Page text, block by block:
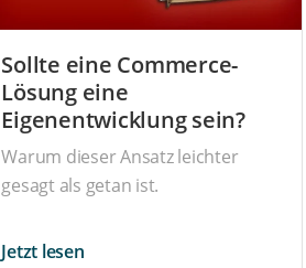
Sollte eine Commerce-
Lösung eine
Eigenentwicklung sein?
Warum dieser Ansatz leichter
gesagt als getan ist.
Jetzt lesen